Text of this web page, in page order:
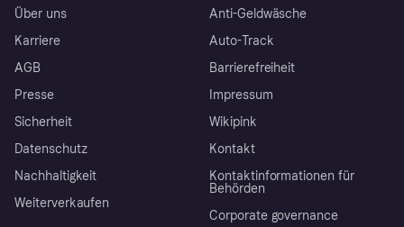
Über uns
Karriere
AGB
Presse
Sicherheit
Datenschutz
Nachhaltigkeit
Weiterverkaufen
Anti-Geldwäsche
Auto-Track
Barrierefreiheit
Impressum
Wikipink
Kontakt
Kontaktinformationen für
Behörden
Corporate governance